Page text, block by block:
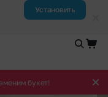
Установить
букет!